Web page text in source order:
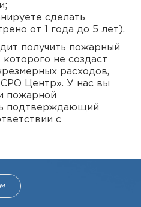
сделать
от 1 года до 5 лет).
получить пожарный
не создаст
расходов,
Центр». У нас вы
пожарной
подтверждающий
с